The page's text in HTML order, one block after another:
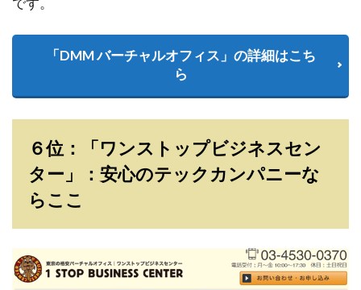
「DMM バーチャルオフィス」の詳細はこち
ら
６位：「ワンストップビジネスセン
ター」：安心のテックカンパニーな
らここ